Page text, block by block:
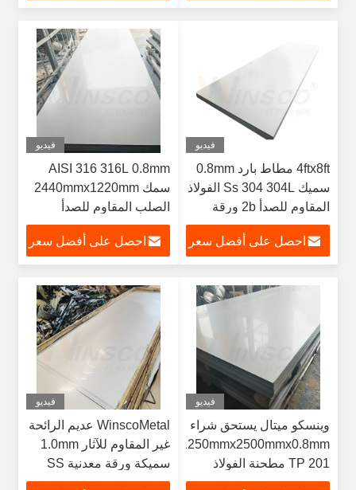
معدني
طاحونة
فيديو
4ftx8ft مطاط بارد 0.8mm
سميك Ss 304 304L الفولاذ
المقاوم للصدأ 2b ورقة
للمكون الإلكتروني
احصل على أفضل سعر
فيديو
AISI 316 316L 0.8mm
سمك 2440mmx1220mm
الصلب المقاوم للصدأ
احصل على أفضل سعر
فيديو
وينسكو ميتال يستحق شراء
1250mmx2500mmx0.8mm
TP 201 مطحنة الفولاذ
المقاوم للصدأ
فيديو
WinscoMetal عديم الرائحة
غير المقاوم للآثار 1.0mm
سميكة ورقة معدنية SS
316 316L